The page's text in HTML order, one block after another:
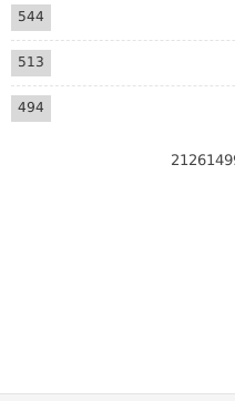
544
513
494